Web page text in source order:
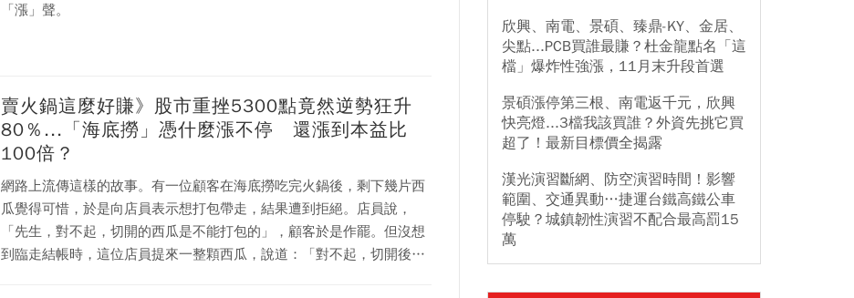
「漲」聲。
賣火鍋這麼好賺》股市重挫5300點竟然逆勢狂升
80％...「海底撈」憑什麼漲不停 還漲到本益比
100倍？
網路上流傳這樣的故事。有一位顧客在海底撈吃完火鍋後，剩下幾片西
瓜覺得可惜，於是向店員表示想打包帶走，結果遭到拒絕。店員說，
「先生，對不起，切開的西瓜是不能打包的」，顧客於是作罷。但沒想
到臨走結帳時，這位店員提來一整顆西瓜，說道：「對不起，切開後的
欣興、南電、景碩、臻鼎-KY、金居、
尖點...PCB買誰最賺？杜金龍點名「這
檔」爆炸性強漲，11月末升段首選
景碩漲停第三根、南電返千元，欣興
快亮燈...3檔我該買誰？外資先挑它買
超了！最新目標價全揭露
漢光演習斷網、防空演習時間！影響
範圍、交通異動…捷運台鐵高鐵公車
停駛？城鎮韌性演習不配合最高罰15
萬